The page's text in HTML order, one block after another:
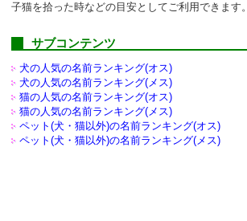
子猫を拾った時などの目安としてご利用できます。
サブコンテンツ
犬の人気の名前ランキング(オス)
犬の人気の名前ランキング(メス)
猫の人気の名前ランキング(オス)
猫の人気の名前ランキング(メス)
ペット(犬・猫以外)の名前ランキング(オス)
ペット(犬・猫以外)の名前ランキング(メス)